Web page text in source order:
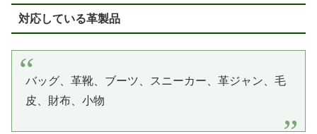
対応している革製品
バッグ、革靴、ブーツ、スニーカー、革ジャン、毛
皮、財布、小物